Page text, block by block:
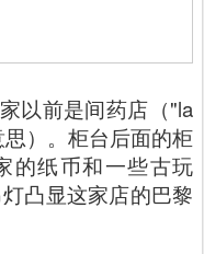
以前是间药店（"la
思）。柜台后面的柜
的纸币和一些古玩
凸显这家店的巴黎